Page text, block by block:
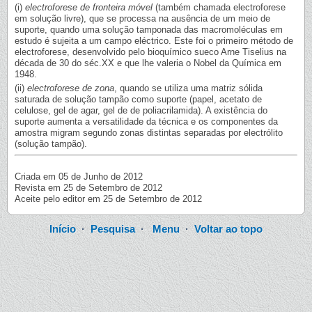
(i) electroforese de fronteira móvel (também chamada electroforese
em solução livre), que se processa na ausência de um meio de
suporte, quando uma solução tamponada das macromoléculas em
estudo é sujeita a um campo eléctrico. Este foi o primeiro método de
electroforese, desenvolvido pelo bioquímico sueco Arne Tiselius na
década de 30 do séc.XX e que lhe valeria o Nobel da Química em
1948.
(ii) electroforese de zona, quando se utiliza uma matriz sólida
saturada de solução tampão como suporte (papel, acetato de
celulose, gel de agar, gel de de poliacrilamida). A existência do
suporte aumenta a versatilidade da técnica e os componentes da
amostra migram segundo zonas distintas separadas por electrólito
(solução tampão).
Criada em 05 de Junho de 2012
Revista em 25 de Setembro de 2012
Aceite pelo editor em 25 de Setembro de 2012
Início·Pesquisa·Menu·Voltar ao topo